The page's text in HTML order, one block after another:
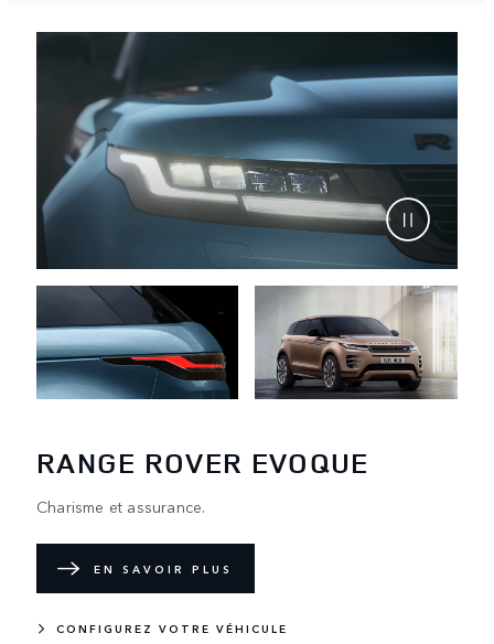
RANGE ROVER EVOQUE
Charisme et assurance.
EN SAVOIR PLUS
CONFIGUREZ VOTRE VÉHICULE